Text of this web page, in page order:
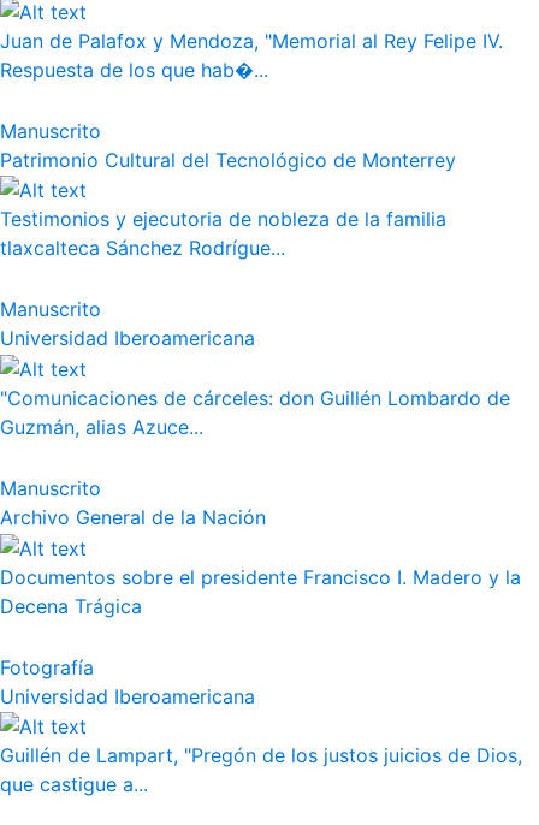
Juan de Palafox y Mendoza, "Memorial al Rey Felipe IV.
Respuesta de los que hab�...
Manuscrito
Patrimonio Cultural del Tecnológico de Monterrey
Testimonios y ejecutoria de nobleza de la familia
tlaxcalteca Sánchez Rodrígue...
Manuscrito
Universidad Iberoamericana
"Comunicaciones de cárceles: don Guillén Lombardo de
Guzmán, alias Azuce...
Manuscrito
Archivo General de la Nación
Documentos sobre el presidente Francisco I. Madero y la
Decena Trágica
Fotografía
Universidad Iberoamericana
Guillén de Lampart, "Pregón de los justos juicios de Dios,
que castigue a...